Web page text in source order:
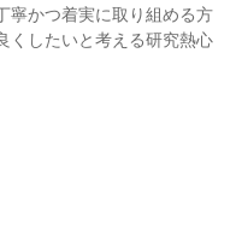
寧かつ着実に取り組める方
くしたいと考える研究熱心